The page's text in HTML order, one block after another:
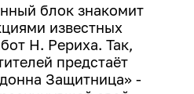
блок знакомит
известных
Н. Рериха. Так,
предстаёт
Защитница» -